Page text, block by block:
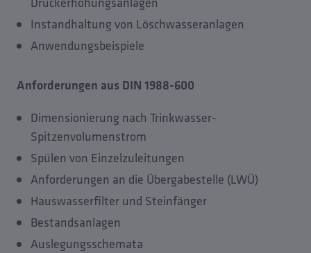
Instandhaltung von Löschwasseranlagen
Anwendungsbeispiele
Anforderungen aus DIN 1988-600
Dimensionierung nach Trinkwasser-
Spitzenvolumenstrom
Spülen von Einzelzuleitungen
Anforderungen an die Übergabestelle (LWÜ)
Hauswasserfilter und Steinfänger
Bestandsanlagen
Auslegungsschemata